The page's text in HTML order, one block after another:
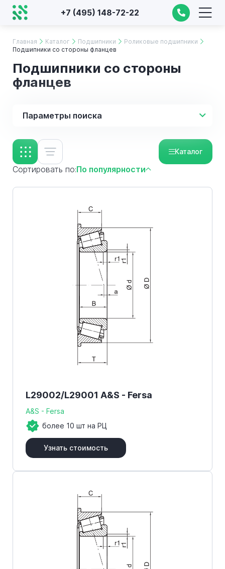
+7 (495) 148-72-22
Главная Каталог Подшипники
Роликовые подшипники
Подшипники со стороны фланцев
Подшипники со стороны
фланцев
Параметры поиска
Каталог
Сортировать по:По популярности
L29002/L29001 A&S - Fersa
A&S - Fersa
более 10 шт на РЦ
Узнать стоимость